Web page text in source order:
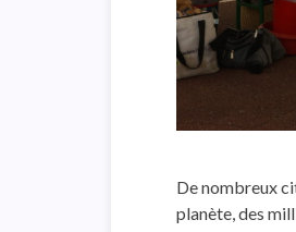
De nombreux
planète, des